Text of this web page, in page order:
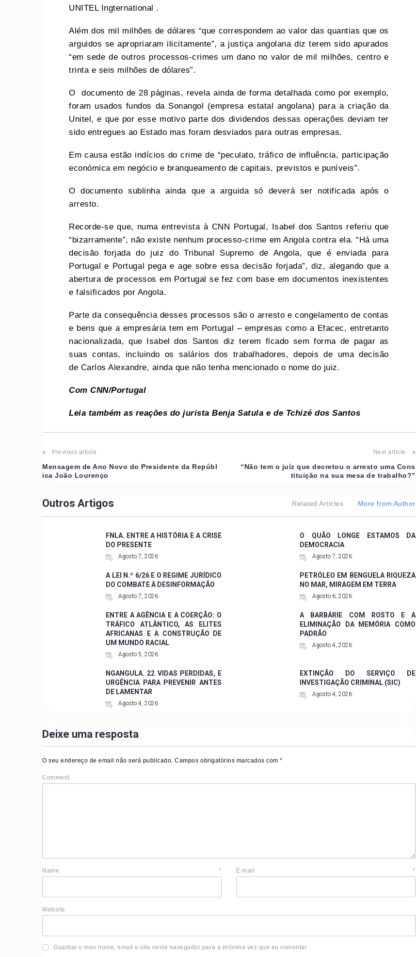
UNITEL Ingternational .
Além dos mil milhões de dólares “que correspondem ao valor das quantias que os
arguidos se apropriaram ilicitamente”, a justiça angolana diz terem sido apurados
“em sede de outros processos-crimes um dano no valor de mil milhões, centro e
trinta e seis milhões de dólares”.
O documento de 28 páginas, revela ainda de forma detalhada como por exemplo,
foram usados fundos da Sonangol (empresa estatal angolana) para a criação da
Unitel, e que por esse motivo parte dos dividendos dessas operações deviam ter
sido entregues ao Estado mas foram desviados para outras empresas.
Em causa estão indícios do crime de “peculato, tráfico de influência, participação
económica em negócio e branqueamento de capitais, previstos e puníveis”.
O documento sublinha ainda que a arguida só deverá ser notificada após o
arresto.
Recorde-se que, numa entrevista à CNN Portugal, Isabel dos Santos referiu que
“bizarramente”, não existe nenhum processo-crime em Angola contra ela. “Há uma
decisão forjada do juiz do Tribunal Supremo de Angola, que é enviada para
Portugal e Portugal pega e age sobre essa decisão forjada”, diz, alegando que a
abertura de processos em Portugal se fez com base em documentos inexistentes
e falsificados por Angola.
Parte da consequência desses processos são o arresto e congelamento de contas
e bens que a empresária tem em Portugal – empresas como a Efacec, entretanto
nacionalizada, que Isabel dos Santos diz terem ficado sem forma de pagar as
suas contas, incluindo os salários dos trabalhadores, depois de uma decisão
de Carlos Alexandre, ainda que não tenha mencionado o nome do juiz.
Com CNN/Portugal
Leia também as reações do jurista Benja Satula e de Tchizé dos Santos
Post
navigation
Previous article
Mensagem de Ano Novo do Presidente da Repúbl
ica João Lourenço
Next article
“Não tem o juíz que decretou o arresto uma Cons
tituição na sua mesa de trabalho?”
Outros Artigos Related Articles More from Author
FNLA. ENTRE A HISTÓRIA E A CRISE
DO PRESENTE
Agosto 7, 2026
O QUÃO LONGE ESTAMOS DA
DEMOCRACIA
Agosto 7, 2026
A LEI N.º 6/26 E O REGIME JURÍDICO
DO COMBATE À DESINFORMAÇÃO
Agosto 7, 2026
PETRÓLEO EM BENGUELA RIQUEZA
NO MAR, MIRAGEM EM TERRA
Agosto 6, 2026
ENTRE A AGÊNCIA E A COERÇÃO: O
TRÁFICO ATLÂNTICO, AS ELITES
AFRICANAS E A CONSTRUÇÃO DE
UM MUNDO RACIAL
Agosto 5, 2026
A BARBÁRIE COM ROSTO E A
ELIMINAÇÃO DA MEMÓRIA COMO
PADRÃO
Agosto 4, 2026
NGANGULA. 22 VIDAS PERDIDAS, E
URGÊNCIA PARA PREVENIR ANTES
DE LAMENTAR
Agosto 4, 2026
EXTINÇÃO DO SERVIÇO DE
INVESTIGAÇÃO CRIMINAL (SIC)
Agosto 4, 2026
Deixe uma resposta
O seu endereço de email não será publicado. Campos obrigatórios marcados com*
Comment
Name* E-mail*
Website
Guardar o meu nome, email e site neste navegador para a próxima vez que eu comentar.